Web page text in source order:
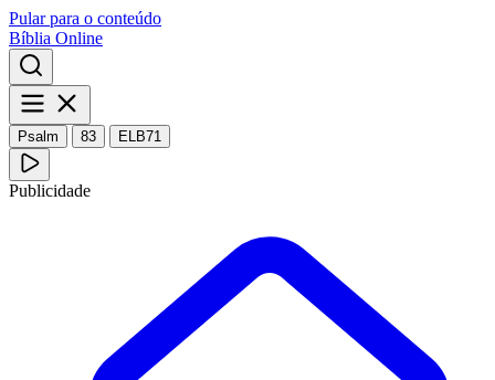
Pular para o conteúdo
Bíblia Online
Psalm 83 ELB71
Publicidade